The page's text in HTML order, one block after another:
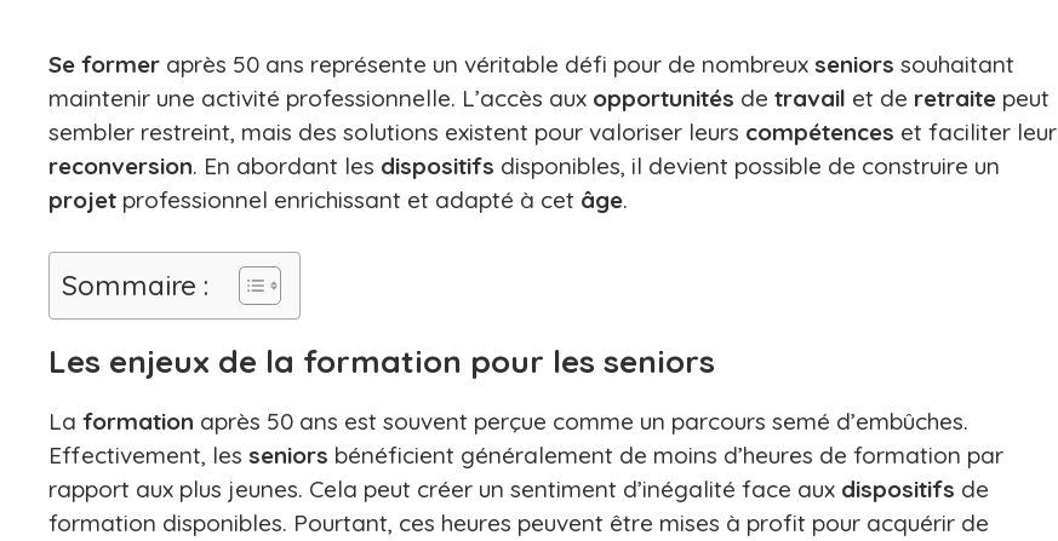
Se former après 50 ans représente un véritable défi pour de nombreux seniors souhaitant
maintenir une activité professionnelle. L’accès aux opportunités de travail et de retraite peut
sembler restreint, mais des solutions existent pour valoriser leurs compétences et faciliter leur
reconversion. En abordant les dispositifs disponibles, il devient possible de construire un
projet professionnel enrichissant et adapté à cet âge.
Sommaire :
Les enjeux de la formation pour les seniors
La formation après 50 ans est souvent perçue comme un parcours semé d’embûches.
Effectivement, les seniors bénéficient généralement de moins d’heures de formation par
rapport aux plus jeunes. Cela peut créer un sentiment d’inégalité face aux dispositifs de
formation disponibles. Pourtant, ces heures peuvent être mises à profit pour acquérir de